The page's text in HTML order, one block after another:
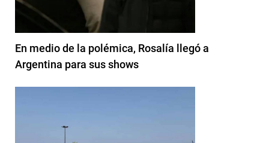
En medio de la polémica, Rosalía llegó a
Argentina para sus shows